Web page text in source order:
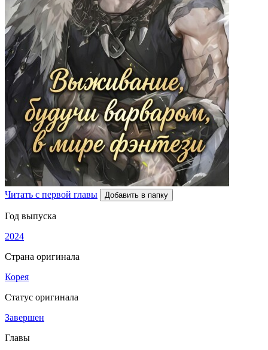
Читать с первой главы Добавить в папку
Год выпуска
2024
Страна оригинала
Корея
Статус оригинала
Завершен
Главы